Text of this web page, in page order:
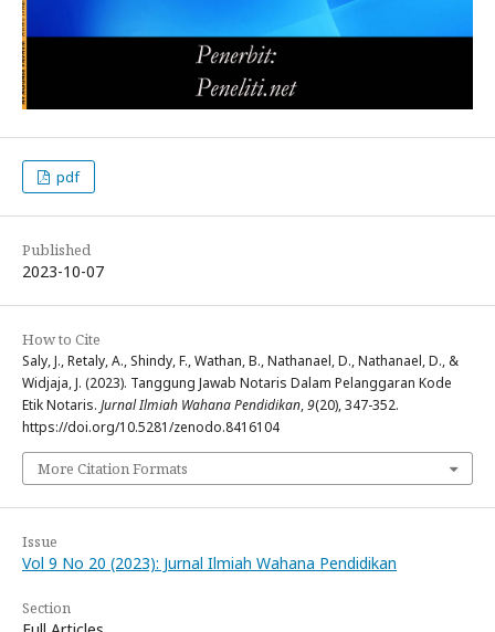
pdf
Published
2023-10-07
How to Cite
Saly, J., Retaly, A., Shindy, F., Wathan, B., Nathanael, D., Nathanael, D., &
Widjaja, J. (2023). Tanggung Jawab Notaris Dalam Pelanggaran Kode
Etik Notaris. Jurnal Ilmiah Wahana Pendidikan,9(20), 347-352.
https://doi.org/10.5281/zenodo.8416104
More Citation Formats
Issue
Vol 9 No 20 (2023): Jurnal Ilmiah Wahana Pendidikan
Section